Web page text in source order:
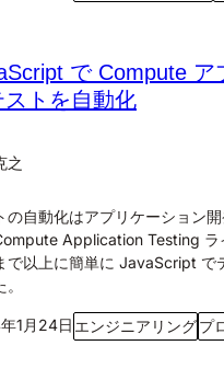
で Compute
ストを自動化
之
の自動化はアプリケーション
Application Testing ラ
で以上に簡単に JavaScript で
1月24日 エンジニアリングプ